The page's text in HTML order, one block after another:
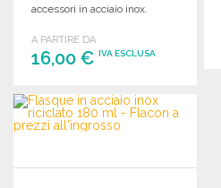
accessori in acciaio inox.
A PARTIRE DA
16,00 € IVA ESCLUSA
ORDINARE
Richiedi un preventivo